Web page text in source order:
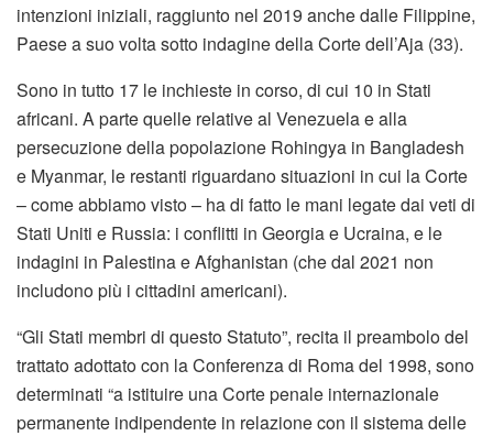
intenzioni iniziali, raggiunto nel 2019 anche dalle Filippine,
Paese a suo volta sotto indagine della Corte dell’Aja (33).
Sono in tutto 17 le inchieste in corso, di cui 10 in Stati
africani. A parte quelle relative al Venezuela e alla
persecuzione della popolazione Rohingya in Bangladesh
e Myanmar, le restanti riguardano situazioni in cui la Corte
– come abbiamo visto – ha di fatto le mani legate dai veti di
Stati Uniti e Russia: i conflitti in Georgia e Ucraina, e le
indagini in Palestina e Afghanistan (che dal 2021 non
includono più i cittadini americani).
“Gli Stati membri di questo Statuto”, recita il preambolo del
trattato adottato con la Conferenza di Roma del 1998, sono
determinati “a istituire una Corte penale internazionale
permanente indipendente in relazione con il sistema delle